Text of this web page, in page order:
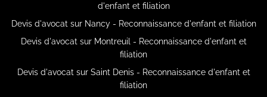
d'enfant et filiation
Devis d'avocat sur Nancy - Reconnaissance d'enfant et filiation
Devis d'avocat sur Montreuil - Reconnaissance d'enfant et
filiation
Devis d'avocat sur Saint Denis - Reconnaissance d'enfant et
filiation